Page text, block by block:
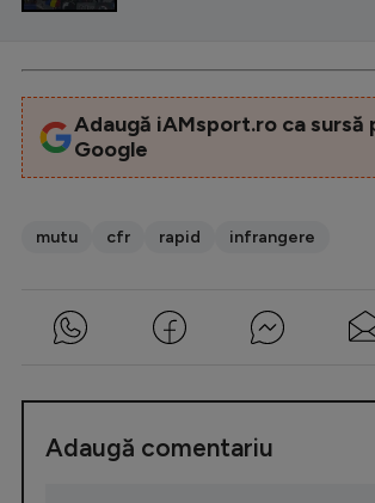
Adaugă iAMsport.ro ca
Google
mutu cfr rapid infrangere
Adaugă comentariu